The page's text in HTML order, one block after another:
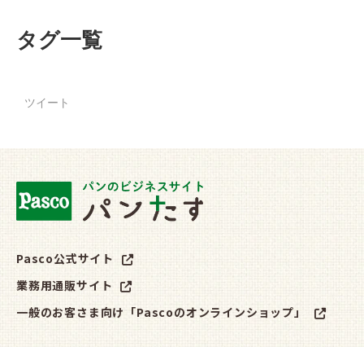
タグ一覧
ツイート
Pasco公式サイト
業務用通販サイト
一般のお客さま向け「Pascoのオンラインショップ」